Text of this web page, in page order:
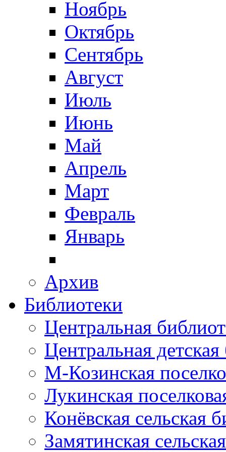
Ноябрь
Октябрь
Сентябрь
Август
Июль
Июнь
Май
Апрель
Март
Февраль
Январь
Архив
Библиотеки
Центральная
Центральная
М-Козинская
Лукинская
Конёвская сельская
Замятинская